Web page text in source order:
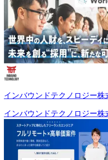
インバウンドテクノロジー株
インバウンドテクノロジー株